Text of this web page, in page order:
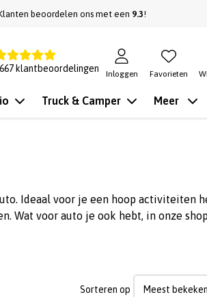
beoordelen ons met een 9.3!
klantbeoordelingen
Inloggen Favorieten
Truck & Camper Meer
Ideaal voor je een hoop activiteiten
Wat voor auto je ook hebt, in onze
Sorteren op